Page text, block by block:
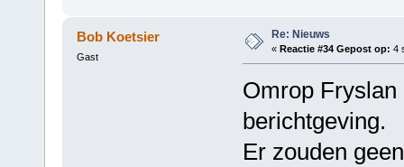
Bob Koetsier
Gast
Re: Nieuws
« Reactie #34 Gepost op: 4
Omrop Fryslan
berichtgeving.
Er zouden